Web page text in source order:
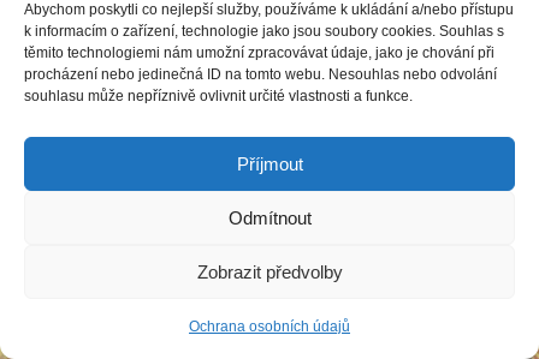
Abychom poskytli co nejlepší služby, používáme k ukládání a/nebo přístupu
k informacím o zařízení, technologie jako jsou soubory cookies. Souhlas s
těmito technologiemi nám umožní zpracovávat údaje, jako je chování při
procházení nebo jedinečná ID na tomto webu. Nesouhlas nebo odvolání
souhlasu může nepříznivě ovlivnit určité vlastnosti a funkce.
Příjmout
Odmítnout
Zobrazit předvolby
Ochrana osobních údajů
Copyright © Weiron Dynamics, s.r.o. |Tvorba webových stráneka